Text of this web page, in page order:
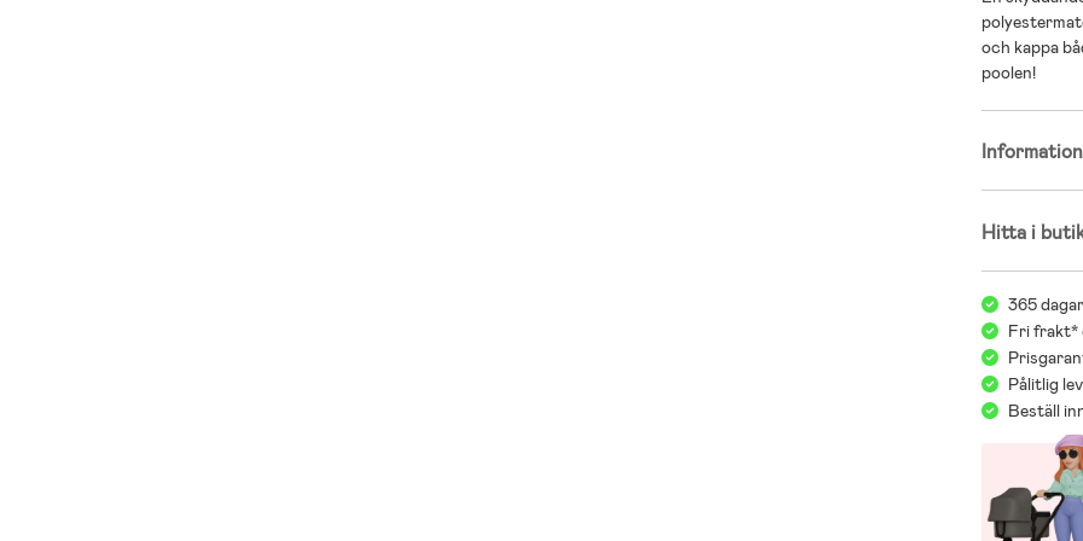
och kappa
poolen!
Information
Hitta i
365
Fri frakt*
Pålitlig
Beställ